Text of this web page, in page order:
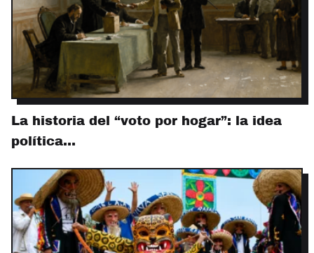
La historia del “voto por hogar”: la idea
política…